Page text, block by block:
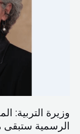
وزيرة التربية:
الرسمية ستبقى